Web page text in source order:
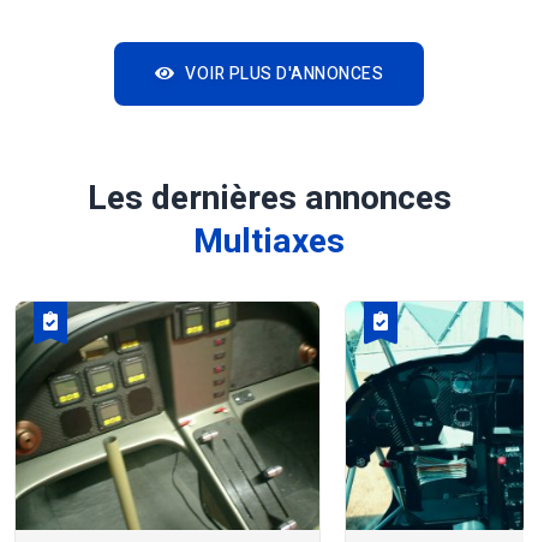
VOIR PLUS D'ANNONCES
Les dernières annonces
Multiaxes